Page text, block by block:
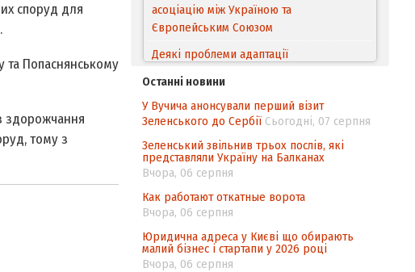
споруд для
та Попаснянському
здорожчання
тому з
асоціацію між Україною та
Європейським Cоюзом
Деякі проблеми адаптації
походження товарів відповідно до
Угоди про торговельні аспекти прав
інтелектуальної власності (TRIPS) у
контексті євроінтеграції
Аналіз виборчого законодавства щодо
підрахунку голосів виборців
Інформаційна безпека суспільства
Останні новини
У Вучича анонсували перший візит
Зеленського до Сербії Сьогодні, 07 серпня
Зеленський звільнив трьох послів, які
представляли Україну на Балканах
Вчора, 06 серпня
Как работают откатные ворота
Вчора, 06 серпня
Юридична адреса у Києві що обирають
малий бізнес і стартапи у 2026 році
Вчора, 06 серпня